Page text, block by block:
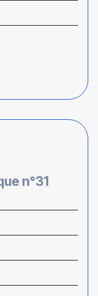
n°31